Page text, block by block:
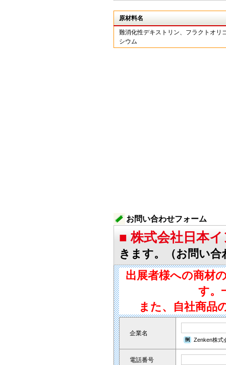
原材料名
難消化性デキストリン、フラクトオリ
シウム
お問い合わせフォーム
■ 株式会社日本
きます。（お問い合
出展者様への商材
す。
また、自社商品
企業名
Zenken株式
電話番号